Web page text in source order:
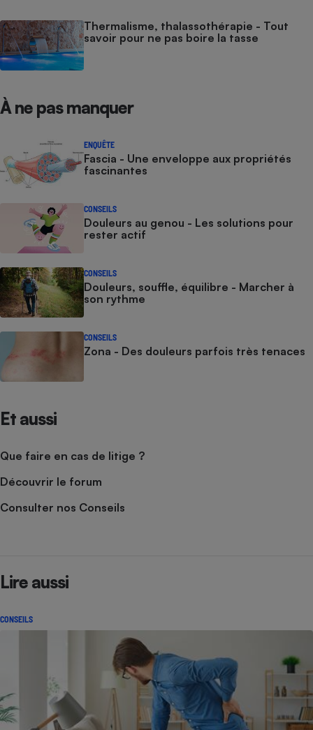
Thermalisme, thalassothérapie - Tout
savoir pour ne pas boire la tasse
À ne pas manquer
ENQUÊTE
Fascia - Une enveloppe aux propriétés
fascinantes
CONSEILS
Douleurs au genou - Les solutions pour
rester actif
CONSEILS
Douleurs, souffle, équilibre - Marcher à
son rythme
CONSEILS
Zona - Des douleurs parfois très tenaces
Et aussi
Que faire en cas de litige ?
Découvrir le forum
Consulter nos Conseils
Lire aussi
CONSEILS